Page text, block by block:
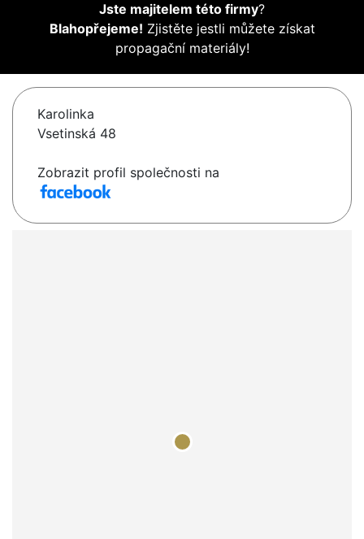
Jste majitelem této firmy?
Blahopřejeme! Zjistěte jestli můžete získat
propagační materiály!
Karolinka
Vsetinská 48
Zobrazit profil společnosti na